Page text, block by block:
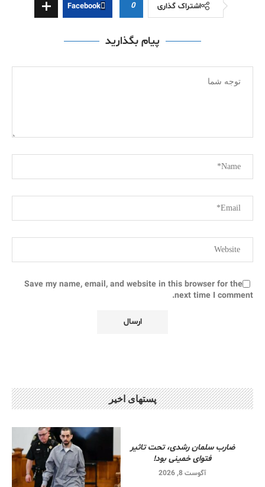
اشتراک گذاری 0
Facebook
پیام بگذارید
Save my name, email, and website in this browser for the
next time I comment.
پستهای اخیر
ضارب سلمان رشدی، تحت تاثیر
فتوای خمینی بود!
آگوست 8, 2026